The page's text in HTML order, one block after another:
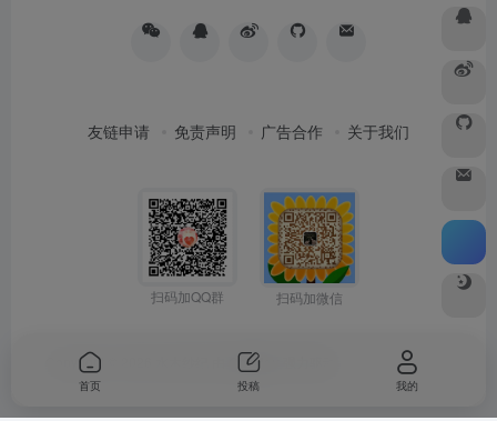
友链申请 免责声明 广告合作 关于我们
扫码加QQ群 扫码加微信
Copyright © 2026 OneNav
首页 投稿 我的